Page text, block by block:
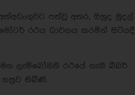
පත්වූ අතර, ඔහුද මුදල්
රථය ධාවනය කරමින් සිටියදී
ලැම්බෝගිනී රථයේ නැගී බීබර්
හසුව තිබිණි.